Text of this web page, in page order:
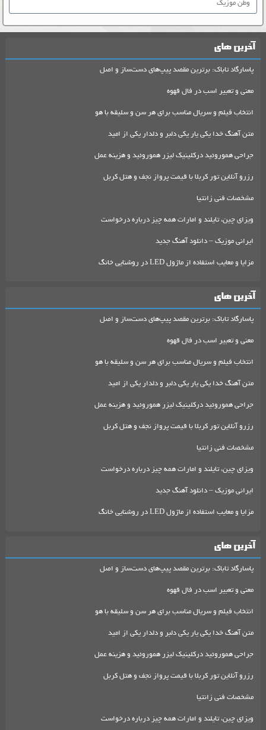
وطن موزیک
آخرین های
پاسارگاد تاباک: برترین مقصد پیپ‌های دست‌ساز و اصل
معنی و تعبیر اسب در فال قهوه
انتخاب فیلم و سریال مناسب برای هر سن و سلیقه با هو
متن آهنگ خدا یکی یار یکی دلبر و دلدار یکی از امید
جراحی هموروئید درکلینیک لیزر هموروئید و هزینه عمل
رزرو آنلاین تور کربلا با قیمت پرواز نجف و هتل کربل
مشخصات فنی زانتیا
ویزای چین، تایلند و امارات همه چیز درباره درخواست
ایرانی موزیک – دانلود آهنگ جدید
مزایا و معایب استفاده از ماژول LED در روشنایی خانگ
آخرین های
پاسارگاد تاباک: برترین مقصد پیپ‌های دست‌ساز و اصل
معنی و تعبیر اسب در فال قهوه
انتخاب فیلم و سریال مناسب برای هر سن و سلیقه با هو
متن آهنگ خدا یکی یار یکی دلبر و دلدار یکی از امید
جراحی هموروئید درکلینیک لیزر هموروئید و هزینه عمل
رزرو آنلاین تور کربلا با قیمت پرواز نجف و هتل کربل
مشخصات فنی زانتیا
ویزای چین، تایلند و امارات همه چیز درباره درخواست
ایرانی موزیک – دانلود آهنگ جدید
مزایا و معایب استفاده از ماژول LED در روشنایی خانگ
آخرین های
پاسارگاد تاباک: برترین مقصد پیپ‌های دست‌ساز و اصل
معنی و تعبیر اسب در فال قهوه
انتخاب فیلم و سریال مناسب برای هر سن و سلیقه با هو
متن آهنگ خدا یکی یار یکی دلبر و دلدار یکی از امید
جراحی هموروئید درکلینیک لیزر هموروئید و هزینه عمل
رزرو آنلاین تور کربلا با قیمت پرواز نجف و هتل کربل
مشخصات فنی زانتیا
ویزای چین، تایلند و امارات همه چیز درباره درخواست